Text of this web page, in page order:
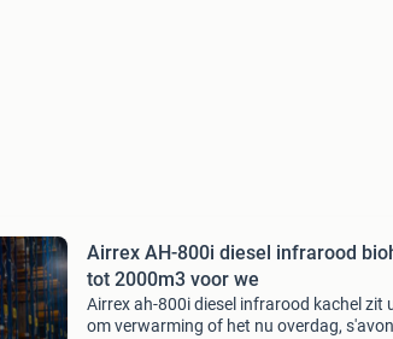
Airrex AH-800i diesel infrarood
tot 2000m3 voor we
Airrex ah-800i diesel infrarood kachel zit
om verwarming of het nu overdag,